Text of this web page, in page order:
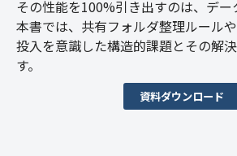
その性能を100%引き出すのは、デー
本書では、共有フォルダ整理ルール
投入を意識した構造的課題とその解
す。
資料ダウンロード